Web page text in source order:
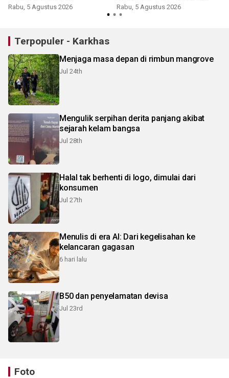
Rabu, 5 Agustus 2026 Rabu, 5 Agustus 2026
Terpopuler - Karkhas
Menjaga masa depan di rimbun mangrove
Jul 24th
Mengulik serpihan derita panjang akibat
sejarah kelam bangsa
Jul 28th
Halal tak berhenti di logo, dimulai dari
konsumen
Jul 27th
Menulis di era AI: Dari kegelisahan ke
kelancaran gagasan
6 hari lalu
B50 dan penyelamatan devisa
Jul 23rd
Foto